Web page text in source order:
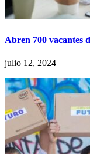
Abren 700 vacantes
julio 12, 2024